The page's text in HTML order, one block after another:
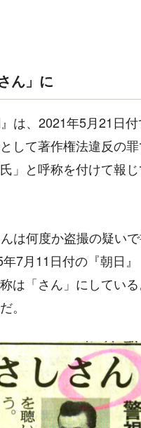
ん」に
は、2021年5月21日
して著作権法違反の
」と呼称を付けて報
は何度か盗撮の疑い
7月11日付の『朝日
は「さん」にしてい
。